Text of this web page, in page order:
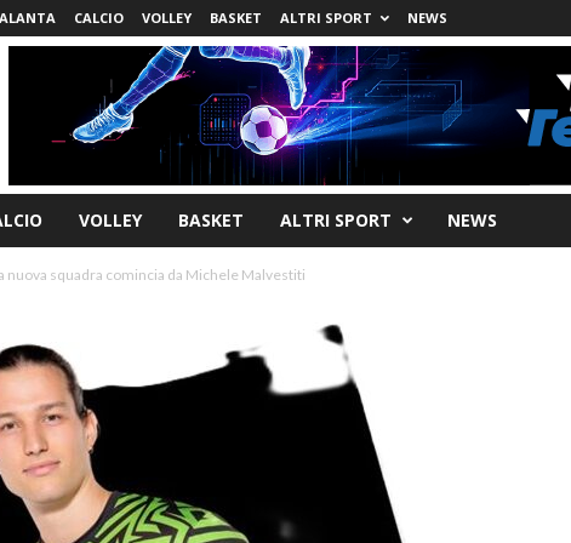
CALCIO VOLLEY BASKET ALTRI SPORT NEWS
VOLLEY BASKET ALTRI SPORT NEWS
nuova squadra comincia da Michele Malvestiti